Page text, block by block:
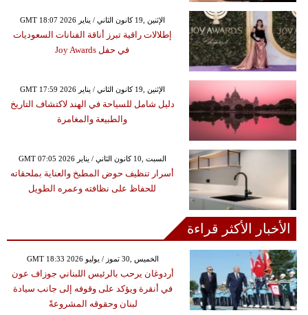
GMT 18:07 2026 الإثنين ,19 كانون الثاني / يناير
إطلالات راقية تبرز أناقة الفنانات السعوديات
في حفل Joy Awards
GMT 17:59 2026 الإثنين ,19 كانون الثاني / يناير
دليل شامل للسياحة في الهند لاكتشاف التاريخ
والطبيعة والمغامرة
GMT 07:05 2026 السبت ,10 كانون الثاني / يناير
أسرار تنظيف حوض المطبخ والعناية بملحقاته
للحفاظ على نظافته وعمره الطويل
الأخبار الأكثر قراءة
GMT 18:33 2026 الخميس ,30 تموز / يوليو
أردوغان يرحب بالرئيس اللبناني جوزاف عون
في أنقرة ويؤكد على وقوفه إلى جانب سيادة
لبنان وحقوقه المشروعةً